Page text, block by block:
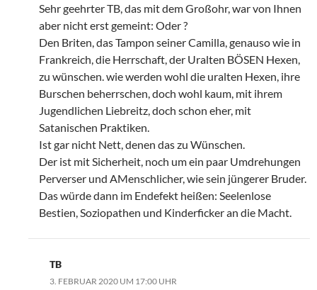
Sehr geehrter TB, das mit dem Großohr, war von Ihnen
aber nicht erst gemeint: Oder ?
Den Briten, das Tampon seiner Camilla, genauso wie in
Frankreich, die Herrschaft, der Uralten BÖSEN Hexen,
zu wünschen. wie werden wohl die uralten Hexen, ihre
Burschen beherrschen, doch wohl kaum, mit ihrem
Jugendlichen Liebreitz, doch schon eher, mit
Satanischen Praktiken.
Ist gar nicht Nett, denen das zu Wünschen.
Der ist mit Sicherheit, noch um ein paar Umdrehungen
Perverser und AMenschlicher, wie sein jüngerer Bruder.
Das würde dann im Endefekt heißen: Seelenlose
Bestien, Soziopathen und Kinderficker an die Macht.
TB
3. FEBRUAR 2020 UM 17:00 UHR